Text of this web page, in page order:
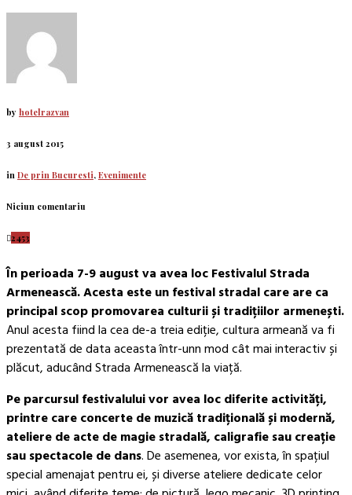
by hotelrazvan
3 august 2015
in De prin Bucuresti, Evenimente
Niciun comentariu
2453
În perioada 7-9 august va avea loc Festivalul Strada
Armenească.Acesta este un festival stradal care are ca
principal scop promovarea culturii și tradițiilor armenești.
Anul acesta fiind la cea de-a treia ediție, cultura armeană va fi
prezentată de data aceasta într-unn mod cât mai interactiv și
plăcut, aducând Strada Armenească la viață.
Pe parcursul festivalului vor avea loc diferite activități,
printre care concerte de muzică tradițională și modernă,
ateliere de acte de magie stradală, caligrafie sau creație
sau spectacole de dans. De asemenea, vor exista, în spațiul
special amenajat pentru ei, și diverse ateliere dedicate celor